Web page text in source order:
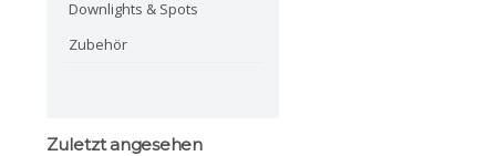
Downlights & Spots
Zubehör
Zuletzt angesehen